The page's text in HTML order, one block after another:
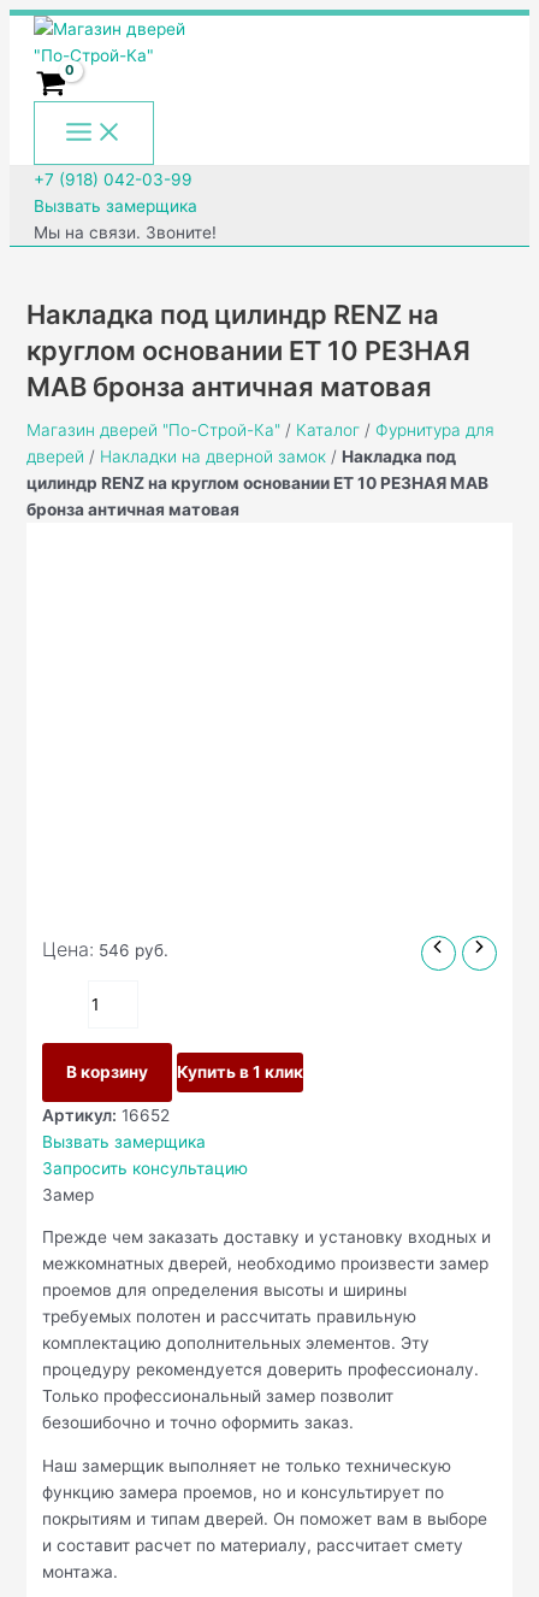
Перейти
содержимому
Main
Menu
+7 (918) 042-03-99
Вызвать замерщика
Мы на связи. Звоните!
Накладка под цилиндр RENZ на
круглом основании ET 10 РЕЗНАЯ
MАВ бронза античная матовая
Магазин дверей "По-Строй-Ка"/ Каталог/ Фурнитура для
дверей / Накладки на дверной замок/ Накладка под
цилиндр RENZ на круглом основании ET 10 РЕЗНАЯ MАВ
бронза античная матовая
Цена: 546 руб.
Количество
товара
Накладка
под
RENZ
на
круглом
основании
ET
РЕЗНАЯ
MАВ
бронза
античная
В корзину Купить в 1 клик
Артикул: 16652
Вызвать замерщика
Запросить консультацию
Замер
Прежде чем заказать доставку и установку входных и
межкомнатных дверей, необходимо произвести замер
проемов для определения высоты и ширины
требуемых полотен и рассчитать правильную
комплектацию дополнительных элементов. Эту
процедуру рекомендуется доверить профессионалу.
Только профессиональный замер позволит
безошибочно и точно оформить заказ.
Наш замерщик выполняет не только техническую
функцию замера проемов, но и консультирует по
покрытиям и типам дверей. Он поможет вам в выборе
и составит расчет по материалу, рассчитает смету
монтажа.